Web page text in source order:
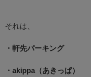
それは、
・軒先パーキング
・akippa（あきっぱ）